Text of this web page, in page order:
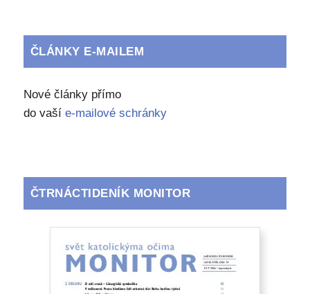
ČLÁNKY E-MAILEM
Nové články přímo
do vaší e-mailové schránky
ČTRNÁCTIDENÍK MONITOR